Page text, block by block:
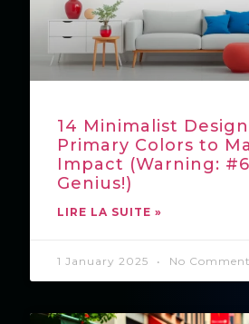
14 Minimalist
Primary Colors to
Impact (Warning:
Genius!)
LIRE LA SUITE »
1 January 2025 No